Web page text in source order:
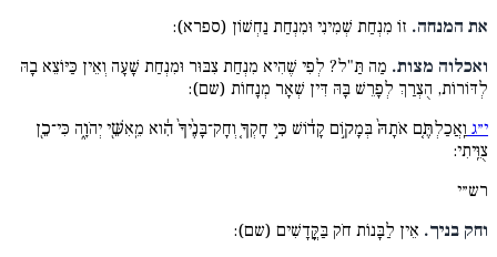
את המנחה. זוֹ מִנְחַת שְׁמִינִי וּמִנְחַת נַחְשׁוֹן (ספרא):
ואכלוה מצות. מַה תַּ"ל? לְפִי שֶׁהִיא מִנְחַת צִבּוּר וּמִנְחַת שָׁעָה וְאֵין כַּיּוֹצֵא בָהּ
לְדּוֹרוֹת, הֻצְרַךְ לְפָרֵשׁ בָּהּ דִּין שְׁאָר מְנָחוֹת (שם):
י״ג וַֽאֲכַלְתֶּ֤ם אֹתָהּ֙ בְּמָק֣וֹם קָד֔וֹשׁ כִּ֣י חָקְךָ֤ וְחָק־בָּנֶ֨יךָ֙ הִ֔וא מֵֽאִשֵּׁ֖י יְהֹוָ֑ה כִּי־כֵ֖ן
צֻוֵּֽיתִי:
רש״י
וחק בניך. אֵין לַבָּנוֹת חֹק בַּקֳּדָשִׁים (שם):